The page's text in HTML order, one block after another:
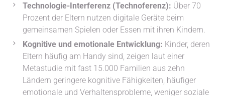
Technologie-Interferenz (Technoferenz): Über 70
Prozent der Eltern nutzen digitale Geräte beim
gemeinsamen Spielen oder Essen mit ihren Kindern.
Kognitive und emotionale Entwicklung: Kinder, deren
Eltern häufig am Handy sind, zeigen laut einer
Metastudie mit fast 15.000 Familien aus zehn
Ländern geringere kognitive Fähigkeiten, häufiger
emotionale und Verhaltensprobleme, weniger soziale